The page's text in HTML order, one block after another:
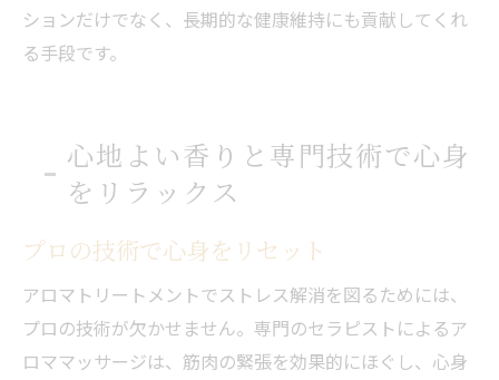
ションだけでなく、長期的な健康維持にも貢献してくれ
る手段です。
心地よい香りと専門技術で心身
をリラックス
プロの技術で心身をリセット
アロマトリートメントでストレス解消を図るためには、
プロの技術が欠かせません。専門のセラピストによるア
ロママッサージは、筋肉の緊張を効果的にほぐし、心身